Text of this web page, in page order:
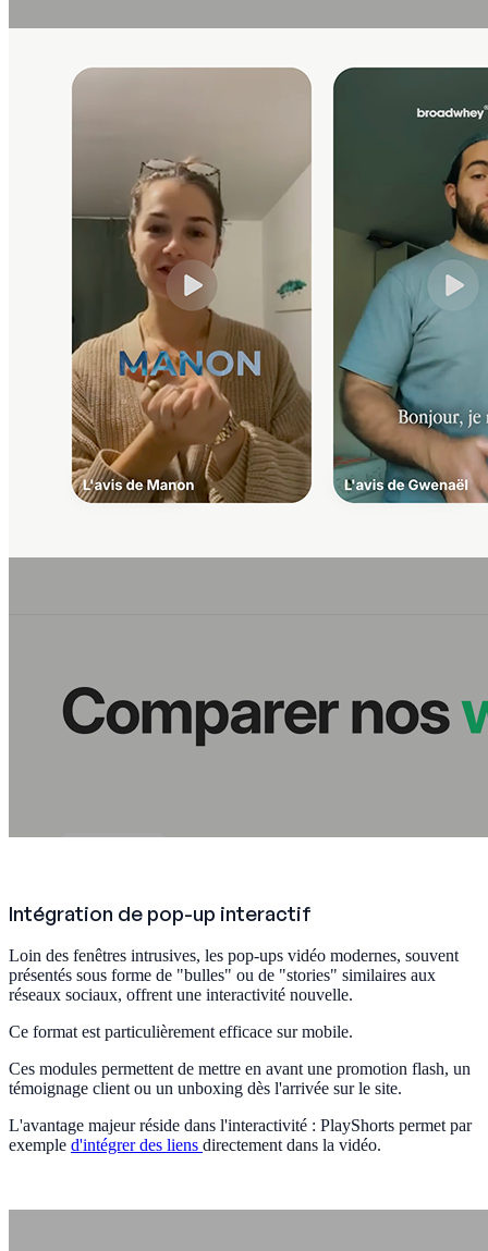
Intégration de pop-up interactif
Loin des fenêtres intrusives, les pop-ups vidéo modernes, souvent
présentés sous forme de "bulles" ou de "stories" similaires aux
réseaux sociaux, offrent une interactivité nouvelle.
Ce format est particulièrement efficace sur mobile.
Ces modules permettent de mettre en avant une promotion flash, un
témoignage client ou un unboxing dès l'arrivée sur le site.
L'avantage majeur réside dans l'interactivité : PlayShorts permet par
exemple d'intégrer des liens directement dans la vidéo.